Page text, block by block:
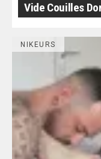
Vide Couilles
NIKEURS